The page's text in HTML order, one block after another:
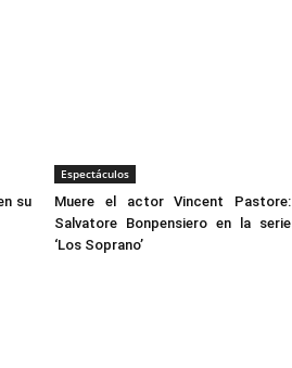
su
Espectáculos
Muere el actor Vincent Pastore:
Salvatore Bonpensiero en la serie
‘Los Soprano’